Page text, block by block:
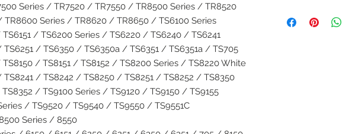
Series / TR7520 / TR7550 / TR8500 Series / TR8520
Series / TR8620 / TR8650 / TS6100 Series
/ TS6200 Series / TS6220 / TS6240 / TS6241
/ TS6350 / TS6350a / TS6351 / TS6351a / TS705
/ TS8151 / TS8152 / TS8200 Series / TS8220 White
/ TS8242 / TS8250 / TS8251 / TS8252 / TS8350
/ TS9100 Series / TS9120 / TS9150 / TS9155
/ TS9520 / TS9540 / TS9550 / TS9551C
Series / 8550